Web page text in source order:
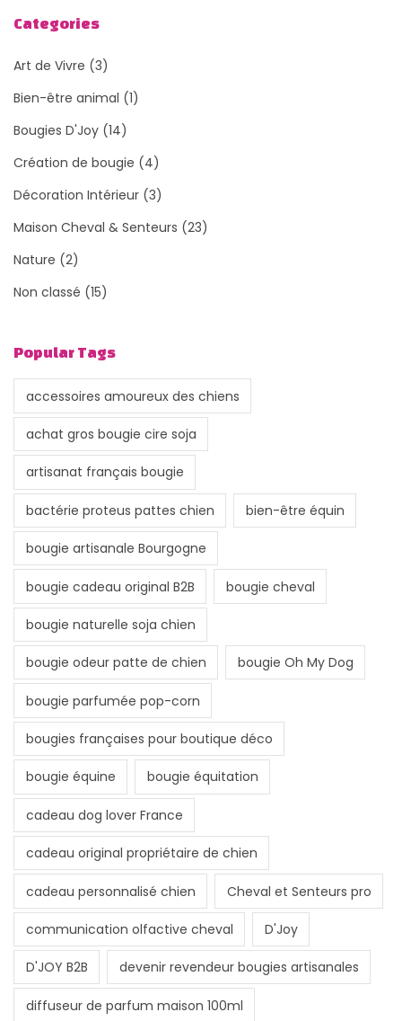
Categories
Art de Vivre (3)
Bien-être animal (1)
Bougies D'Joy (14)
Création de bougie (4)
Décoration Intérieur (3)
Maison Cheval & Senteurs (23)
Nature (2)
Non classé (15)
Popular Tags
accessoires amoureux des chiens
achat gros bougie cire soja
artisanat français bougie
bactérie proteus pattes chien bien-être équin
bougie artisanale Bourgogne
bougie cadeau original B2B bougie cheval
bougie naturelle soja chien
bougie odeur patte de chien bougie Oh My Dog
bougie parfumée pop-corn
bougies françaises pour boutique déco
bougie équine bougie équitation
cadeau dog lover France
cadeau original propriétaire de chien
cadeau personnalisé chien Cheval et Senteurs pro
communication olfactive cheval D'Joy
D'JOY B2B devenir revendeur bougies artisanales
diffuseur de parfum maison 100ml